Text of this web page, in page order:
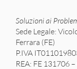
Soluzioni ai
Sede Legale:
Ferrara (FE)
P.IVA
REA: FE 131706